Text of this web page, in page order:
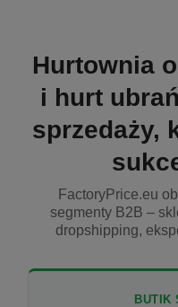
Hurtownia
i hurt
sprzedaży,
FactoryPrice.eu
segmenty B2B –
dropshipping,
BUTIK